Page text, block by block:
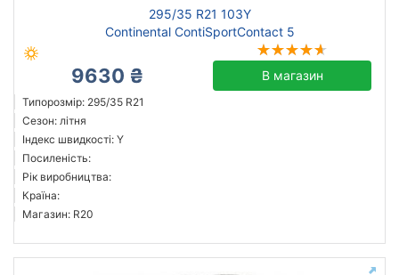
295/35 R21 103Y
Continental ContiSportContact 5
9630 ₴ В магазин
Типорозмір: 295/35 R21
Сезон: літня
Індекс швидкості: Y
Посиленість:
Рік виробництва:
Країна:
Магазин: R20